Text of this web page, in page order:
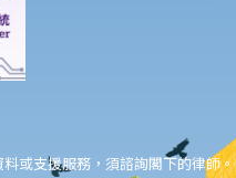
或支援服務，須諮詢閣下的律師。